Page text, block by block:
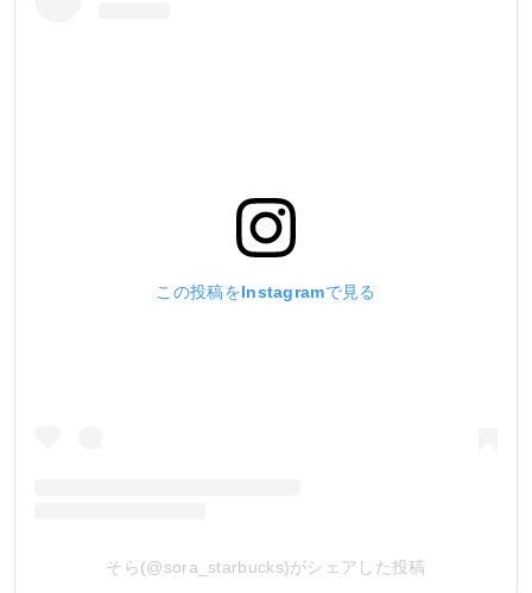
この投稿をInstagramで見る
そら(@sora_starbucks)がシェアした投稿